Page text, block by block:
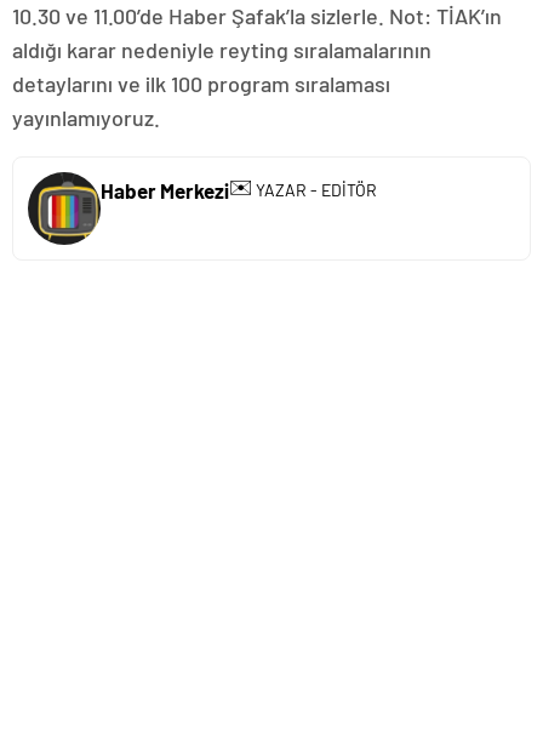
10.30 ve 11.00’de Haber Şafak’la sizlerle. Not: TİAK’ın
aldığı karar nedeniyle reyting sıralamalarının
detaylarını ve ilk 100 program sıralaması
yayınlamıyoruz.
Haber Merkezi✉️ YAZAR - EDİTÖR